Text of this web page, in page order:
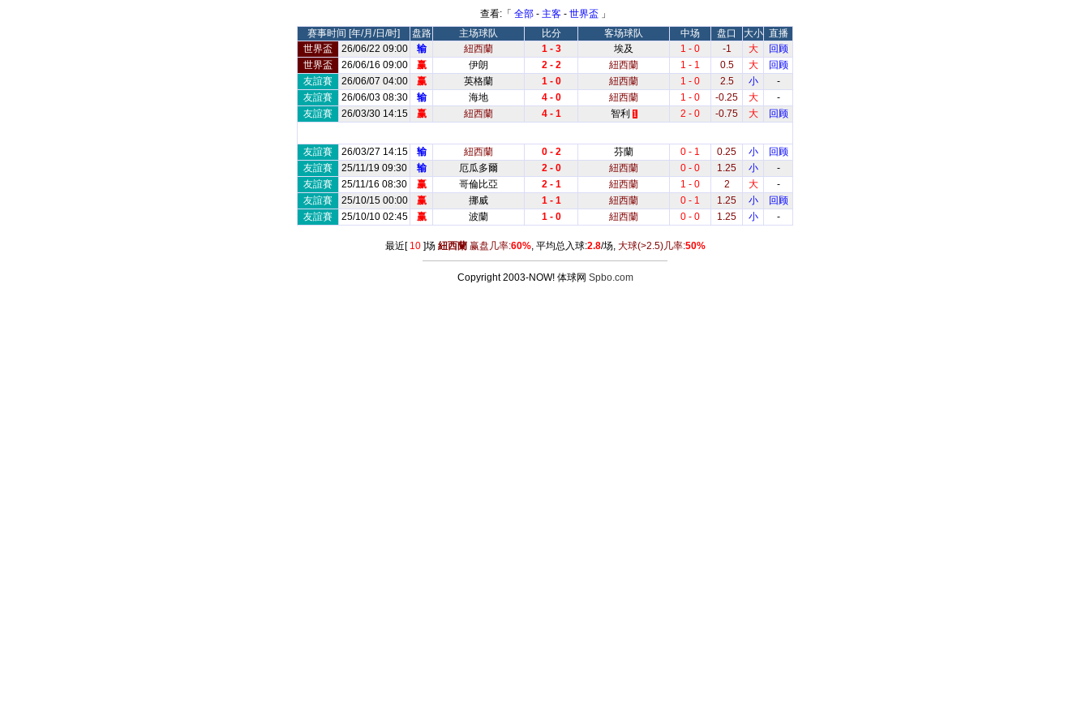
查看:「 全部- 主客- 世界盃 」
赛事时间 [年/月/日/时]
盘路 主场球队 比分 客场球队 中场 盘口 大小 直播
世界盃
26/06/22 09:00 输 紐西蘭 1 - 3 埃及 1 - 0 -1 大
回顾
世界盃
26/06/16 09:00 赢 伊朗 2 - 2 紐西蘭 1 - 1 0.5 大
回顾
友誼賽
26/06/07 04:00 赢 英格蘭 1 - 0 紐西蘭 1 - 0 2.5 小
-
友誼賽
26/06/03 08:30 输 海地 4 - 0 紐西蘭 1 - 0 -0.25 大
-
友誼賽
26/03/30 14:15 赢 紐西蘭 4 - 1 智利 1 2 - 0 -0.75 大 回顾
友誼賽 26/03/27 14:15 输 紐西蘭 0 - 2 芬蘭 0 - 1 0.25 小
回顾
友誼賽
25/11/19 09:30 输 厄瓜多爾 2 - 0 紐西蘭 0 - 0 1.25 小
-
友誼賽
25/11/16 08:30 赢 哥倫比亞 2 - 1 紐西蘭 1 - 0 2 大
-
友誼賽
25/10/15 00:00 赢 挪威 1 - 1 紐西蘭 0 - 1 1.25 小
回顾
友誼賽
25/10/10 02:45 赢 波蘭 1 - 0 紐西蘭 0 - 0 1.25 小 -
最近[ 10]场 紐西蘭赢盘几率:60%, 平均总入球:2.8/场, 大球(>2.5)几率:50%
Copyright 2003-NOW! 体球网 Spbo.com